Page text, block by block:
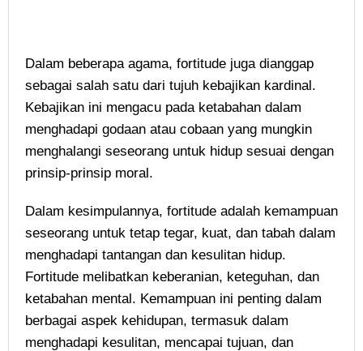
Dalam beberapa agama, fortitude juga dianggap
sebagai salah satu dari tujuh kebajikan kardinal.
Kebajikan ini mengacu pada ketabahan dalam
menghadapi godaan atau cobaan yang mungkin
menghalangi seseorang untuk hidup sesuai dengan
prinsip-prinsip moral.
Dalam kesimpulannya, fortitude adalah kemampuan
seseorang untuk tetap tegar, kuat, dan tabah dalam
menghadapi tantangan dan kesulitan hidup.
Fortitude melibatkan keberanian, keteguhan, dan
ketabahan mental. Kemampuan ini penting dalam
berbagai aspek kehidupan, termasuk dalam
menghadapi kesulitan, mencapai tujuan, dan